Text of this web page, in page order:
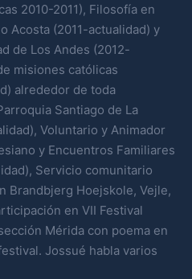
2010-2011), Filosofía en
Acosta (2011-actualidad) y
de Los Andes (2012-
misiones católicas
alrededor de toda
Santiago de La
Voluntario y Animador
y Encuentros Familiares
Servicio comunitario
Brandbjerg Hoejskole, Vejle,
en VII Festival
Mérida con poema en
Jossué habla varios